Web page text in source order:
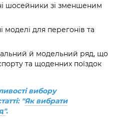
шосейники зі зменшеним
моделі для перегонів та
й модельний ряд, що
та щоденних поїздок
вибору
"Як вибрати
.